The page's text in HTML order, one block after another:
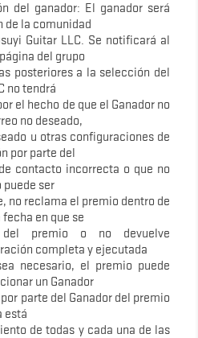
del ganador: El ganador será
de la comunidad
Guitar LLC. Se notificará al
del grupo
posteriores a la selección del
no tendrá
el hecho de que el Ganador no
no deseado,
u otras configuraciones de
por parte del
contacto incorrecta o que no
puede ser
no reclama el premio dentro de
en que se
premio o no devuelve
completa y ejecutada
necesario, el premio puede
un Ganador
parte del Ganador del premio
está
de todas y cada una de las